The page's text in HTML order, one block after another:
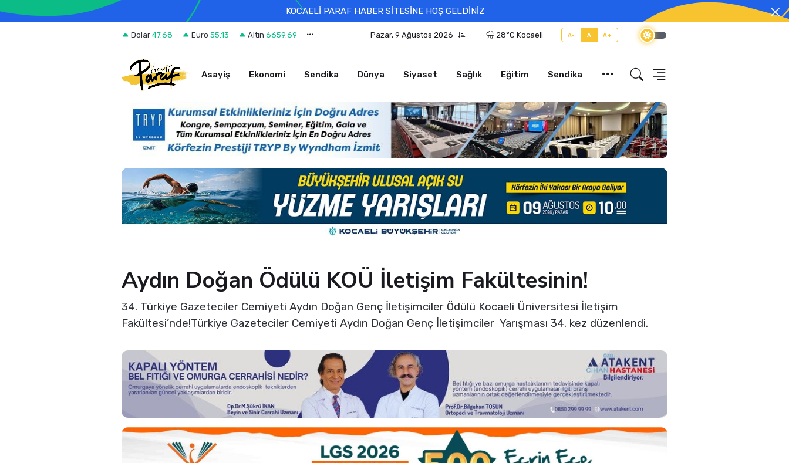
KOCAELİ PARAF HABER SİTESİNE HOŞ GELDİNİZ
Dolar 47.68 Euro 55.13 Altın 6659.69 Pazar, 9 Ağustos 2026 28°C Kocaeli A- A A+
Asayiş Ekonomi Sendika Dünya Siyaset Sağlık Eğitim Sendika
Aydın Doğan Ödülü KOÜ İletişim Fakültesinin!
34. Türkiye Gazeteciler Cemiyeti Aydın Doğan Genç İletişimciler Ödülü Kocaeli Üniversitesi İletişim
Fakültesi’nde!Türkiye Gazeteciler Cemiyeti Aydın Doğan Genç İletişimciler Yarışması 34. kez düzenlendi.